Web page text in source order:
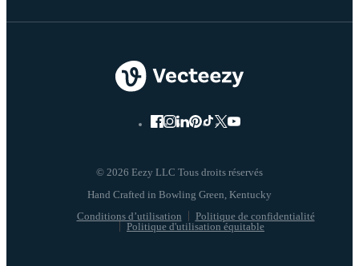
© 2026 Eezy LLC Tous droits réservés
Conditions d’utilisation
Politique de confidentialité
Politique d'utilisation équitable